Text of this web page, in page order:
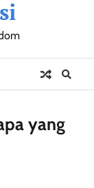
yang